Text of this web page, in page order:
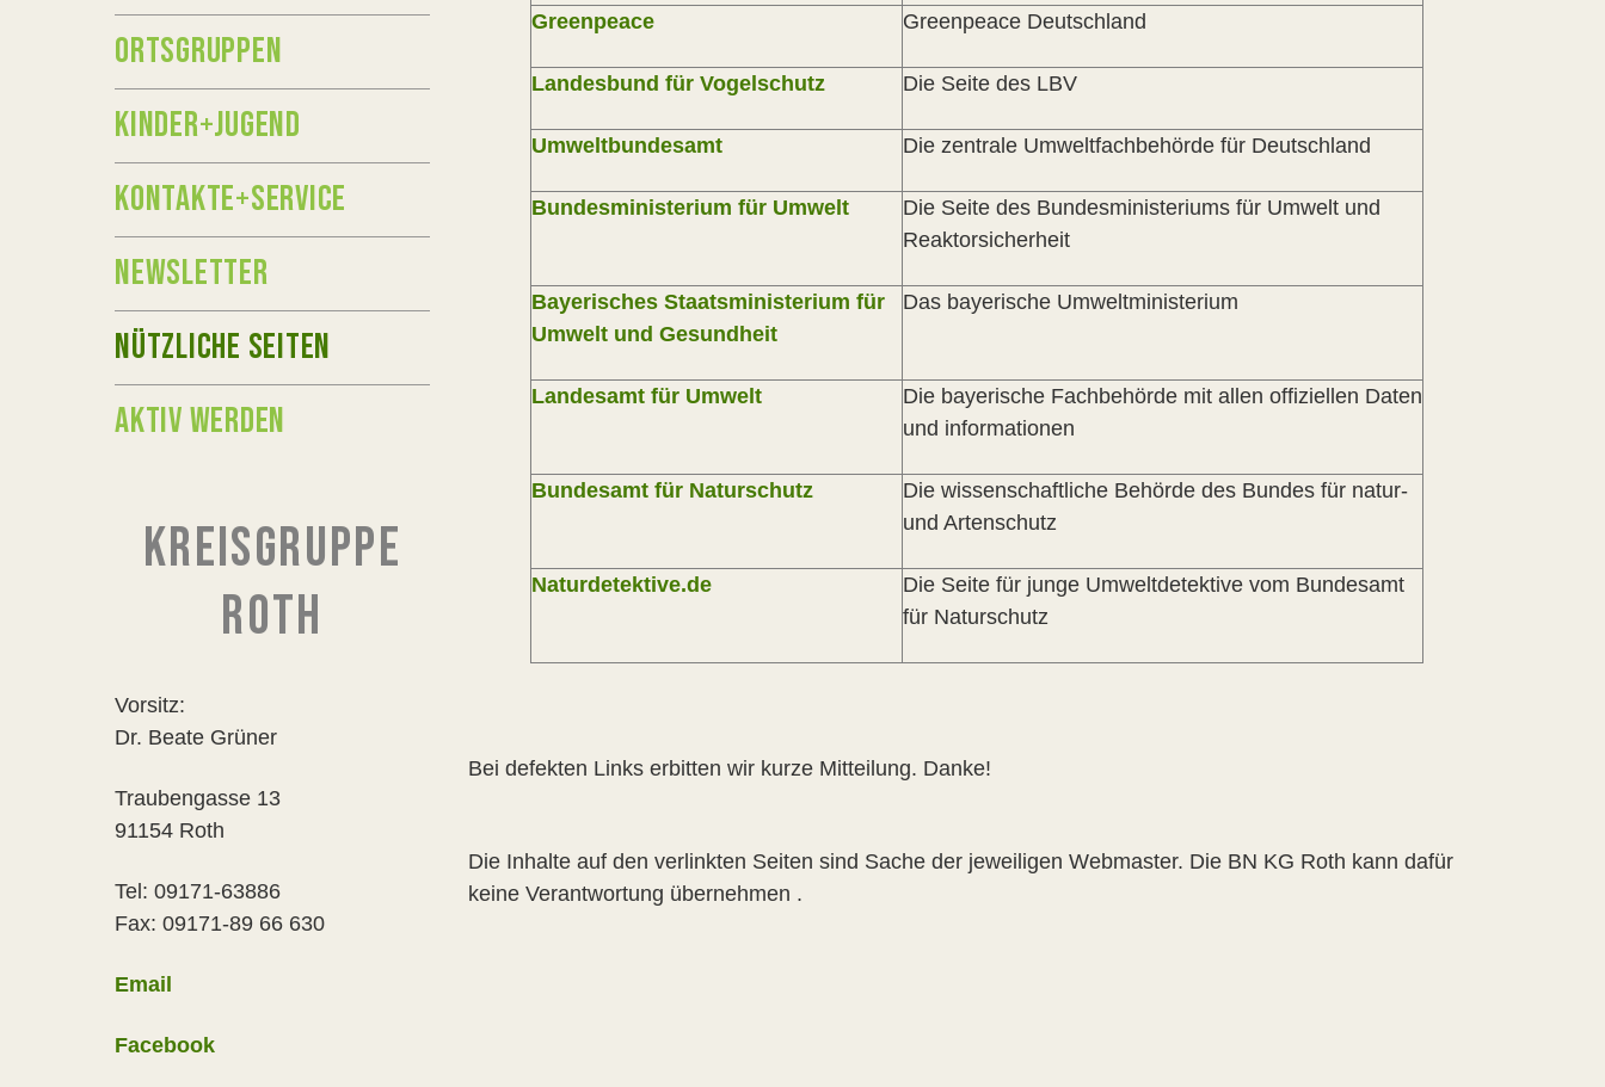
Greenpeace Greenpeace Deutschland
Landesbund für Vogelschutz Die Seite des LBV
Umweltbundesamt Die zentrale Umweltfachbehörde für Deutschland
Bundesministerium für Umwelt
Die Seite des Bundesministeriums für Umwelt und
Reaktorsicherheit
Bayerisches Staatsministerium für
Umwelt und Gesundheit
Das bayerische Umweltministerium
Landesamt für Umwelt
Die bayerische Fachbehörde mit allen offiziellen Daten
und informationen
Bundesamt für Naturschutz
Die wissenschaftliche Behörde des Bundes für natur-
und Artenschutz
Naturdetektive.de
Die Seite für junge Umweltdetektive vom Bundesamt
für Naturschutz
Bei defekten Links erbitten wir kurze Mitteilung. Danke!
Die Inhalte auf den verlinkten Seiten sind Sache der jeweiligen Webmaster. Die BN KG Roth kann dafür
keine Verantwortung übernehmen .
ORTSGRUPPEN
KINDER+JUGEND
KONTAKTE+SERVICE
NEWSLETTER
NÜTZLICHE SEITEN
AKTIV WERDEN
KREISGRUPPE
ROTH
Vorsitz:
Dr. Beate Grüner
Traubengasse 13
91154 Roth
Tel: 09171-63886
Fax: 09171-89 66 630
Email
Facebook